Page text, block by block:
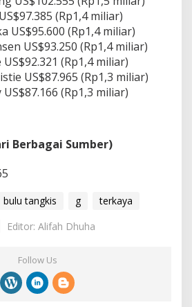
(Rp1,4 miliar)
US$95.600 (Rp1,4 miliar)
US$93.250 (Rp1,4 miliar)
(Rp1,4 miliar)
US$87.965 (Rp1,3 miliar)
(Rp1,3 miliar)
Berbagai Sumber)
bulu tangkis g
terkaya
Editor: Alifah Dhuha
Follow Us